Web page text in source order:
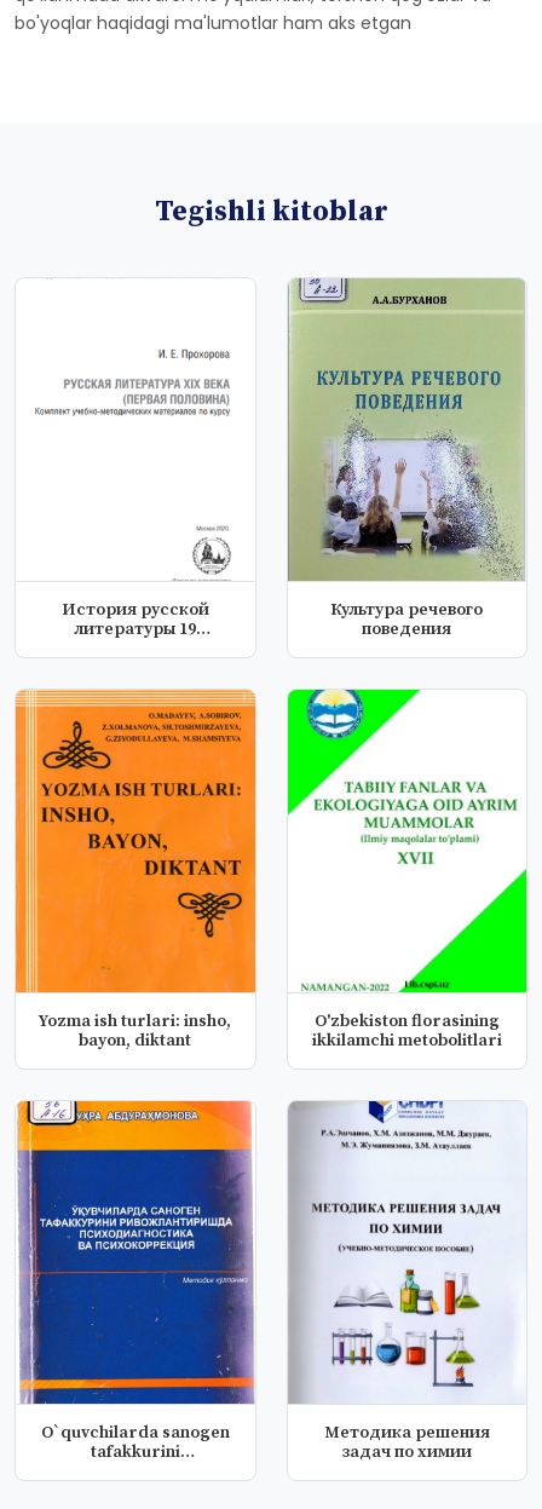
bo'yoqlar haqidagi ma'lumotlar ham aks etgan
Tegishli kitoblar
История русской
литературы 19
Культура речевого
поведения
Yozma ish turlari: insho,
bayon, diktant
O'zbekiston florasining
ikkilamchi metobolitlari
O`quvchilarda sanogen
tafakkurini
Методика решения
задач по химии